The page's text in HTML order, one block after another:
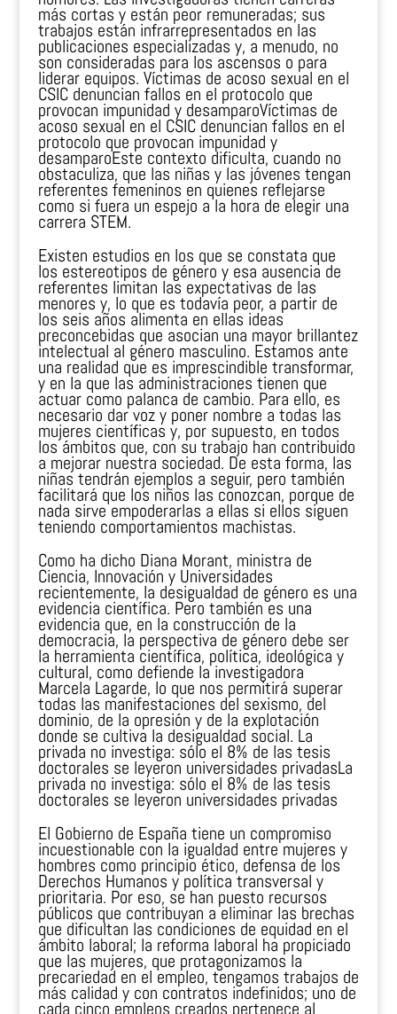
más cortas y están peor remuneradas; sus
trabajos están infrarrepresentados en las
publicaciones especializadas y, a menudo, no
son consideradas para los ascensos o para
liderar equipos. Víctimas de acoso sexual en el
CSIC denuncian fallos en el protocolo que
provocan impunidad y desamparoVíctimas de
acoso sexual en el CSIC denuncian fallos en el
protocolo que provocan impunidad y
desamparoEste contexto dificulta, cuando no
obstaculiza, que las niñas y las jóvenes tengan
referentes femeninos en quienes reflejarse
como si fuera un espejo a la hora de elegir una
carrera STEM.
Existen estudios en los que se constata que
los estereotipos de género y esa ausencia de
referentes limitan las expectativas de las
menores y, lo que es todavía peor, a partir de
los seis años alimenta en ellas ideas
preconcebidas que asocian una mayor brillantez
intelectual al género masculino. Estamos ante
una realidad que es imprescindible transformar,
y en la que las administraciones tienen que
actuar como palanca de cambio. Para ello, es
necesario dar voz y poner nombre a todas las
mujeres científicas y, por supuesto, en todos
los ámbitos que, con su trabajo han contribuido
a mejorar nuestra sociedad. De esta forma, las
niñas tendrán ejemplos a seguir, pero también
facilitará que los niños las conozcan, porque de
nada sirve empoderarlas a ellas si ellos siguen
teniendo comportamientos machistas.
Como ha dicho Diana Morant, ministra de
Ciencia, Innovación y Universidades
recientemente, la desigualdad de género es una
evidencia científica. Pero también es una
evidencia que, en la construcción de la
democracia, la perspectiva de género debe ser
la herramienta científica, política, ideológica y
cultural, como defiende la investigadora
Marcela Lagarde, lo que nos permitirá superar
todas las manifestaciones del sexismo, del
dominio, de la opresión y de la explotación
donde se cultiva la desigualdad social. La
privada no investiga: sólo el 8% de las tesis
doctorales se leyeron universidades privadasLa
privada no investiga: sólo el 8% de las tesis
doctorales se leyeron universidades privadas
El Gobierno de España tiene un compromiso
incuestionable con la igualdad entre mujeres y
hombres como principio ético, defensa de los
Derechos Humanos y política transversal y
prioritaria. Por eso, se han puesto recursos
públicos que contribuyan a eliminar las brechas
que dificultan las condiciones de equidad en el
ámbito laboral; la reforma laboral ha propiciado
que las mujeres, que protagonizamos la
precariedad en el empleo, tengamos trabajos de
más calidad y con contratos indefinidos; uno de
cada cinco empleos creados pertenece al